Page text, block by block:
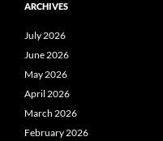
ARCHIVES
July 2026
June 2026
May 2026
April 2026
March 2026
February 2026